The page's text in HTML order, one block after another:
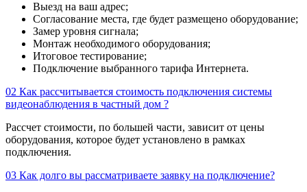
Выезд на ваш адрес;
Согласование места, где будет размещено оборудование;
Замер уровня сигнала;
Монтаж необходимого оборудования;
Итоговое тестирование;
Подключение выбранного тарифа Интернета.
02 Как рассчитывается стоимость подключения системы
видеонаблюдения в частный дом ?
Рассчет стоимости, по большей части, зависит от цены
оборудования, которое будет установлено в рамках
подключения.
03 Как долго вы рассматриваете заявку на подключение?